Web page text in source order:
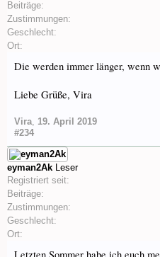
Beiträge:
Zustimmungen:
Geschlecht:
Ort:
Die werden immer länger, wenn
Liebe Grüße, Vira
Vira, 19. April 2019
#234
eyman2Ak Leser
Registriert seit:
Beiträge:
Zustimmungen:
Geschlecht:
Ort: